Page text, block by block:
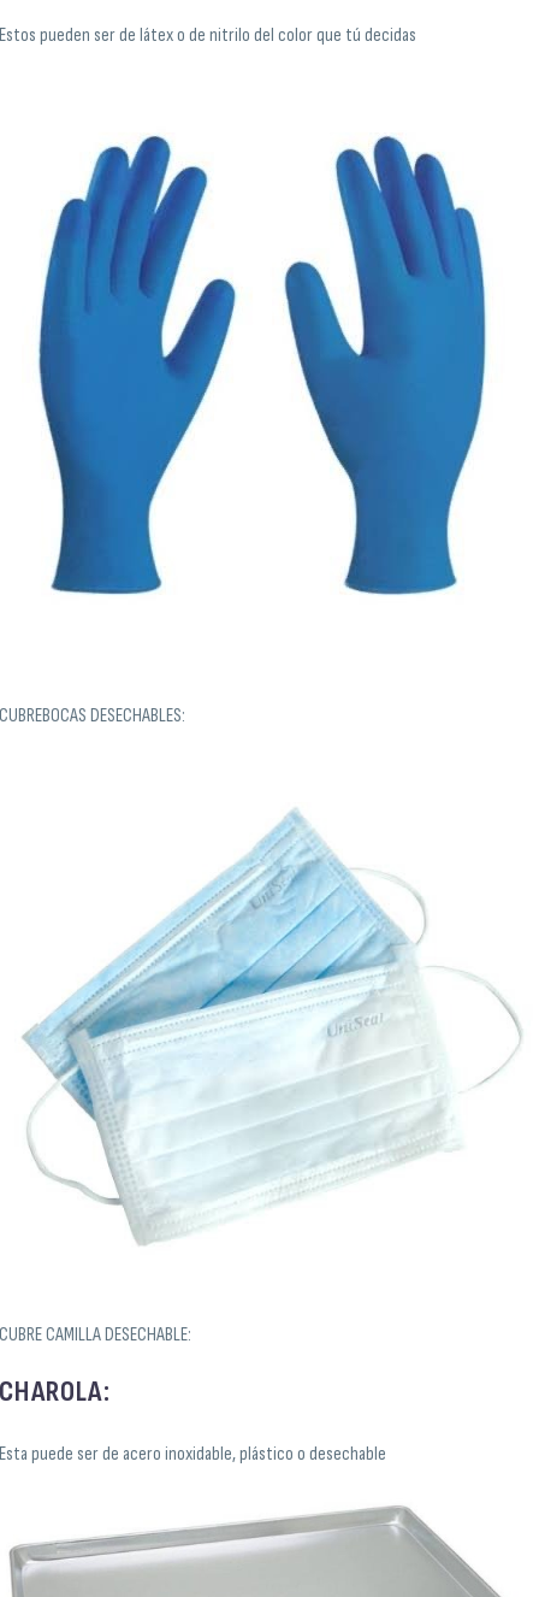
Estos pueden ser de látex o de nitrilo del color que tú decidas
CUBREBOCAS DESECHABLES:
CUBRE CAMILLA DESECHABLE:
CHAROLA:
Esta puede ser de acero inoxidable, plástico o desechable